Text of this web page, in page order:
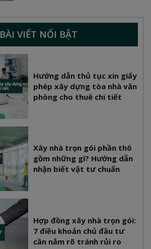
BÀI VIẾT NỔI BẬT
Hướng dẫn thủ tục xin giấy
phép xây dựng tòa nhà văn
phòng cho thuê chi tiết
Xây nhà trọn gói phần thô
gồm những gì? Hướng dẫn
nhận biết vật tư chuẩn
Hợp đồng xây nhà trọn gói:
7 điều khoản chủ đầu tư
cần nắm rõ tránh rủi ro